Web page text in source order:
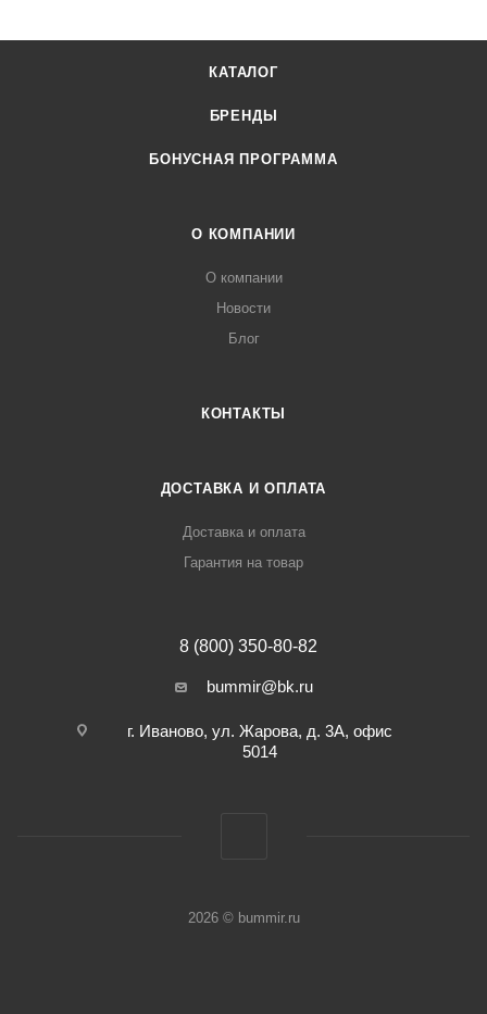
КАТАЛОГ
БРЕНДЫ
БОНУСНАЯ ПРОГРАММА
О КОМПАНИИ
О компании
Новости
Блог
КОНТАКТЫ
ДОСТАВКА И ОПЛАТА
Доставка и оплата
Гарантия на товар
8 (800) 350-80-82
bummir@bk.ru
г. Иваново, ул. Жарова, д. 3А, офис
5014
2026 © bummir.ru